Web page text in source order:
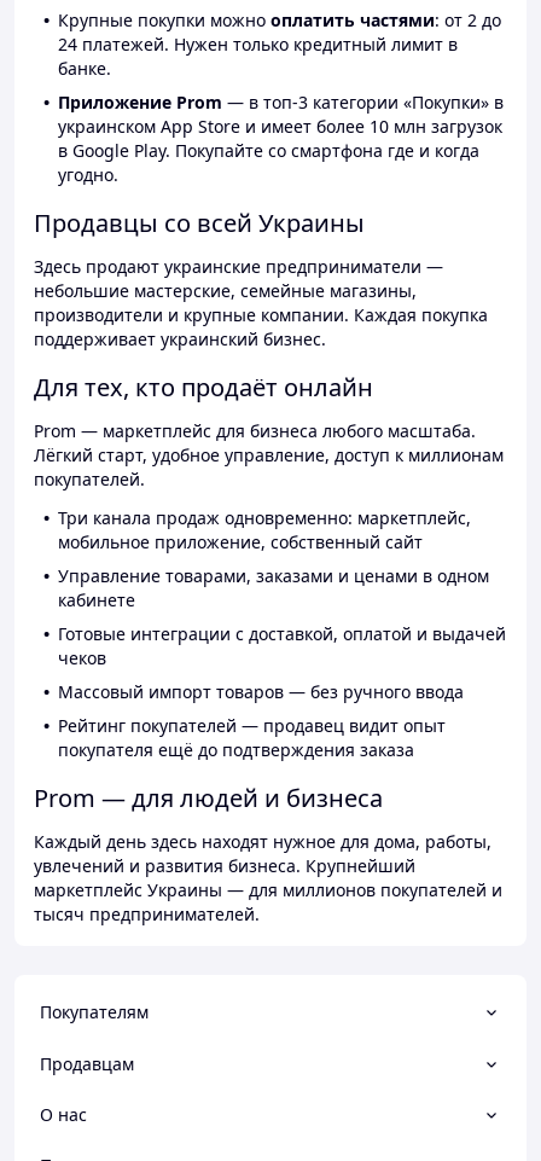
Крупные покупки можно оплатить частями: от 2 до
24 платежей. Нужен только кредитный лимит в
банке.
Приложение Prom — в топ-3 категории «Покупки» в
украинском App Store и имеет более 10 млн загрузок
в Google Play. Покупайте со смартфона где и когда
угодно.
Продавцы со всей Украины
Здесь продают украинские предприниматели —
небольшие мастерские, семейные магазины,
производители и крупные компании. Каждая покупка
поддерживает украинский бизнес.
Для тех, кто продаёт онлайн
Prom — маркетплейс для бизнеса любого масштаба.
Лёгкий старт, удобное управление, доступ к миллионам
покупателей.
Три канала продаж одновременно: маркетплейс,
мобильное приложение, собственный сайт
Управление товарами, заказами и ценами в одном
кабинете
Готовые интеграции с доставкой, оплатой и выдачей
чеков
Массовый импорт товаров — без ручного ввода
Рейтинг покупателей — продавец видит опыт
покупателя ещё до подтверждения заказа
Prom — для людей и бизнеса
Каждый день здесь находят нужное для дома, работы,
увлечений и развития бизнеса. Крупнейший
маркетплейс Украины — для миллионов покупателей и
тысяч предпринимателей.
Покупателям
Продавцам
О нас